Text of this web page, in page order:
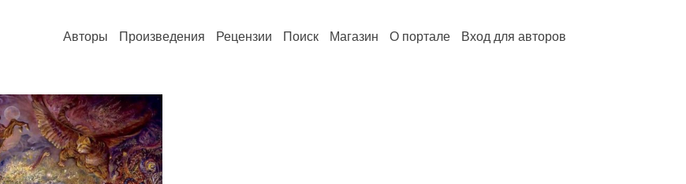
Авторы Произведения Рецензии Поиск Магазин О портале Вход для авторов